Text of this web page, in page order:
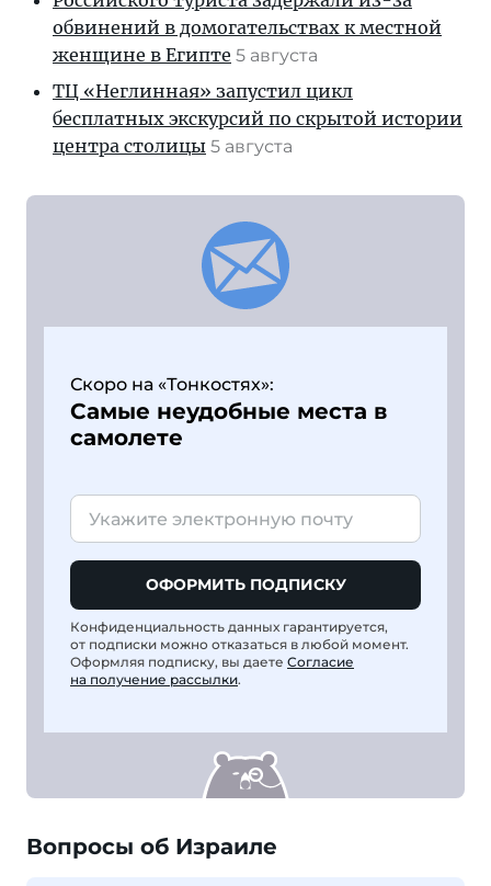
обвинений в домогательствах к местной
женщине в Египте 5 августа
ТЦ «Неглинная» запустил цикл
бесплатных экскурсий по скрытой истории
центра столицы 5 августа
Скоро на «Тонкостях»:
Самые неудобные места в
самолете
ОФОРМИТЬ ПОДПИСКУ
Конфиденциальность данных гарантируется,
от подписки можно отказаться в любой момент.
Оформляя подписку, вы даете Согласие
на получение рассылки.
Вопросы об Израиле